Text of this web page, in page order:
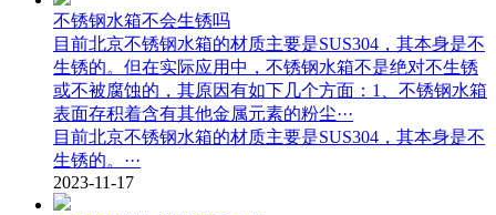
不锈钢水箱不会生锈吗
目前北京不锈钢水箱的材质主要是SUS304，其本身是不
生锈的。但在实际应用中，不锈钢水箱不是绝对不生锈
或不被腐蚀的，其原因有如下几个方面：1、不锈钢水箱
表面存积着含有其他金属元素的粉尘···
目前北京不锈钢水箱的材质主要是SUS304，其本身是不
生锈的。···
2023-11-17